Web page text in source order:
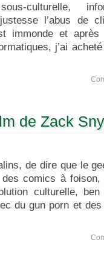
culturelle,
l’abus de
immonde et après
j’ai
de Zack
de dire que le
comics à foison,
culturelle,
du gun porn et